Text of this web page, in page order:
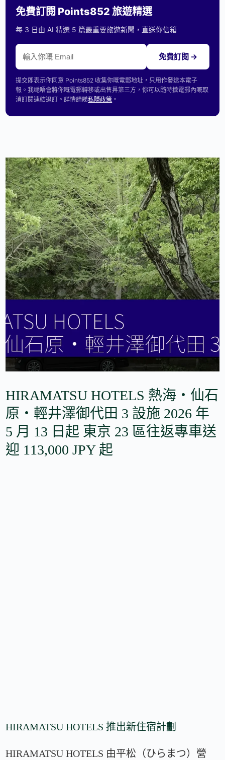
免費訂閱 Points852 旅遊精選
每 3 日由 AI 精選 5 篇最重要旅遊新聞，直送你信箱
免費訂閱 →
提交即表示你同意 Points852 收集你嘅電郵地址，只用作發送本電子
報。我哋唔會將你嘅電郵轉移或出售畀第三方，你可以隨時撳電郵內嘅取
消訂閱連結退訂。詳情請睇私隱政策 。
HIRAMATSU HOTELS 熱海・仙石
原・輕井澤御代田 3 設施 2026 年
5 月 13 日起 東京 23 區往返專車送
迎 113,000 JPY 起
HIRAMATSU HOTELS 推出新住宿計劃
HIRAMATSU HOTELS 由平松（ひらまつ）營